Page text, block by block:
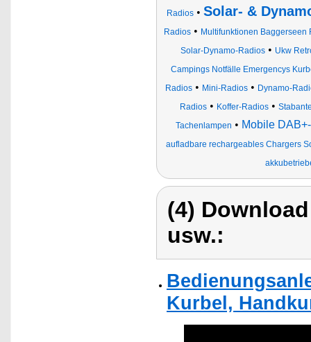
Radios • Solar- &
Radios • Multifunktionen
Solar-Dynamo-Radios• Ukw
Campings Notfälle Emergencys
Radios• Mini-Radios• Dynamo-
Radios• Koffer-Radios•
Tachenlampen • Mobile
aufladbare rechargeables Chargers
(4)
usw.:
Kurbel,